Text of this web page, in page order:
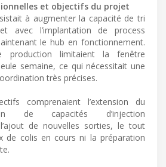
et objectifs du projet
à augmenter la capacité de tri
avec l’implantation de process
le hub en fonctionnement.
production limitaient la fenêtre
semaine, ce qui nécessitait une
très précises.
comprenaient l’extension du
de capacités d’injection
de nouvelles sorties, le tout
de colis en cours ni la préparation